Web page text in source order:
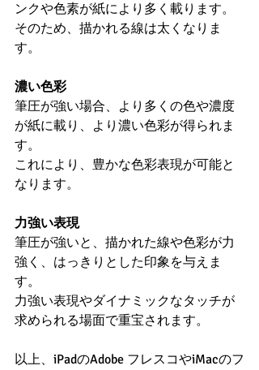
ンクや色素が紙により多く載ります。
そのため、描かれる線は太くなりま
す。
濃い色彩
筆圧が強い場合、より多くの色や濃度
が紙に載り、より濃い色彩が得られま
す。
これにより、豊かな色彩表現が可能と
なります。
力強い表現
筆圧が強いと、描かれた線や色彩が力
強く、はっきりとした印象を与えま
す。
力強い表現やダイナミックなタッチが
求められる場面で重宝されます。
以上、iPadのAdobe フレスコやiMacのフ